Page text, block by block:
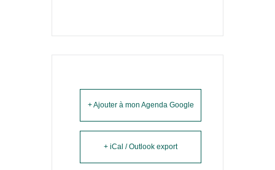
+ Ajouter à mon Agenda Google
+ iCal / Outlook export